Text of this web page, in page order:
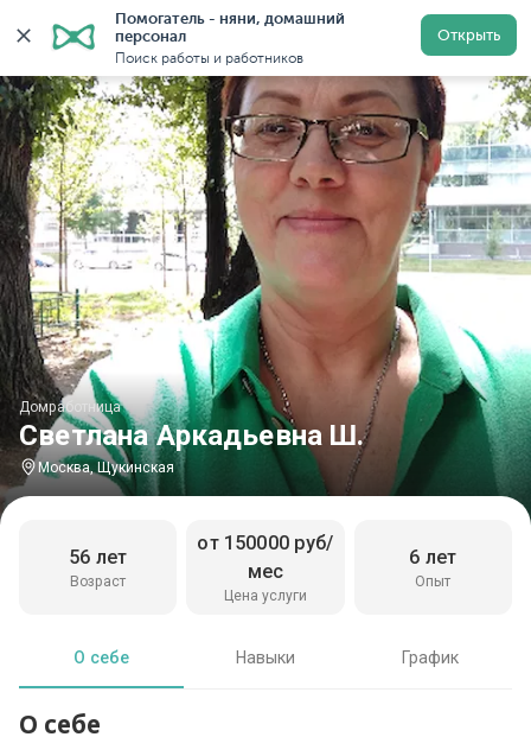
Помогатель - няни, домашний
персонал
Поиск работы и работников
Открыть
Главная Домработницы Домработницы в Москве
Светлана Аркадьевна Ш.
Домработница
Москва, Щукинская
Возраст
56 лет
Цена услуги
от 150000 руб/
мес
Опыт
6 лет
О себе Навыки График
О себе